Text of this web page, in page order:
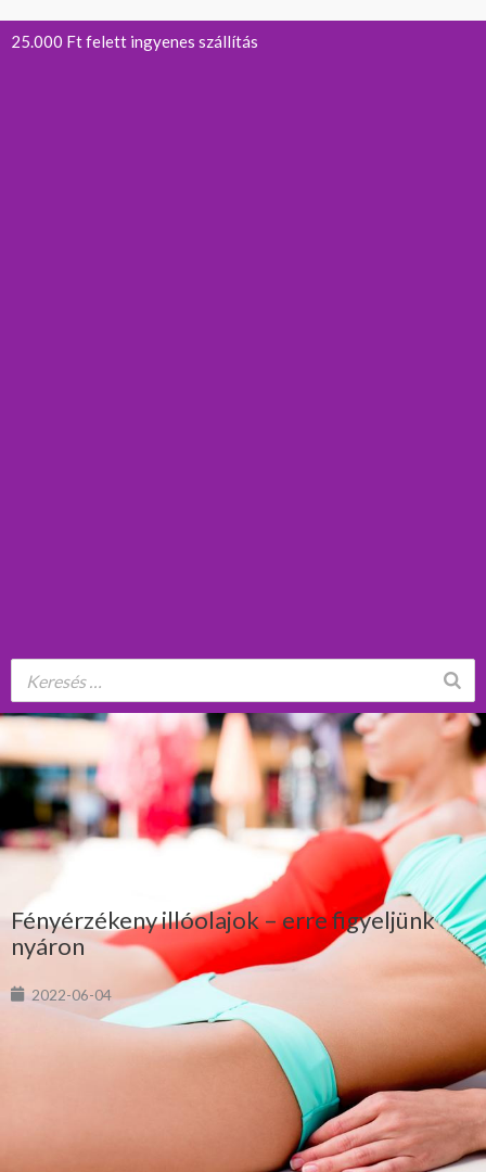
25.000 Ft felett ingyenes szállítás
Fényérzékeny illóolajok – erre figyeljünk
nyáron
2022-06-04